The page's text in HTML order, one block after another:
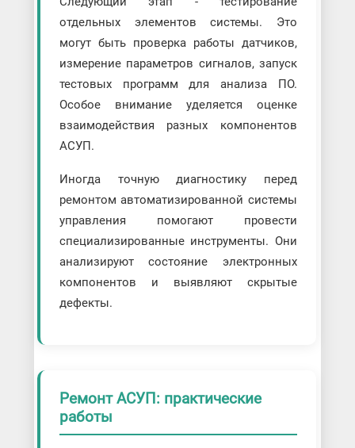
отдельных элементов системы. Это
могут быть проверка работы датчиков,
измерение параметров сигналов, запуск
тестовых программ для анализа ПО.
Особое внимание уделяется оценке
взаимодействия разных компонентов
АСУП.
Иногда точную диагностику перед
ремонтом автоматизированной системы
управления помогают провести
специализированные инструменты. Они
анализируют состояние электронных
компонентов и выявляют скрытые
дефекты.
Ремонт АСУП: практические
работы